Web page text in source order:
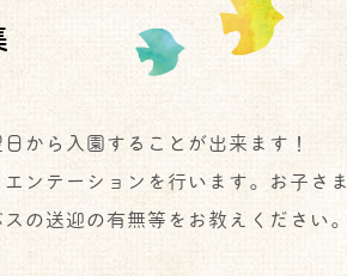
から入園することが出来ます！
ンテーションを行います。お子さま
の送迎の有無等をお教えください。